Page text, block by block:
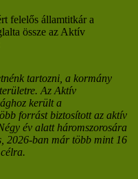
felelős államtitkár a
össze az Aktív
tartozni, a kormány
Az Aktív
került a
forrást biztosított az aktív
év alatt háromszorosára
2026-ban már több mint 16